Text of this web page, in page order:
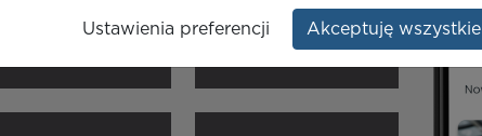
INHALATORY
Ustawienia preferencji Akceptuję wszystkie